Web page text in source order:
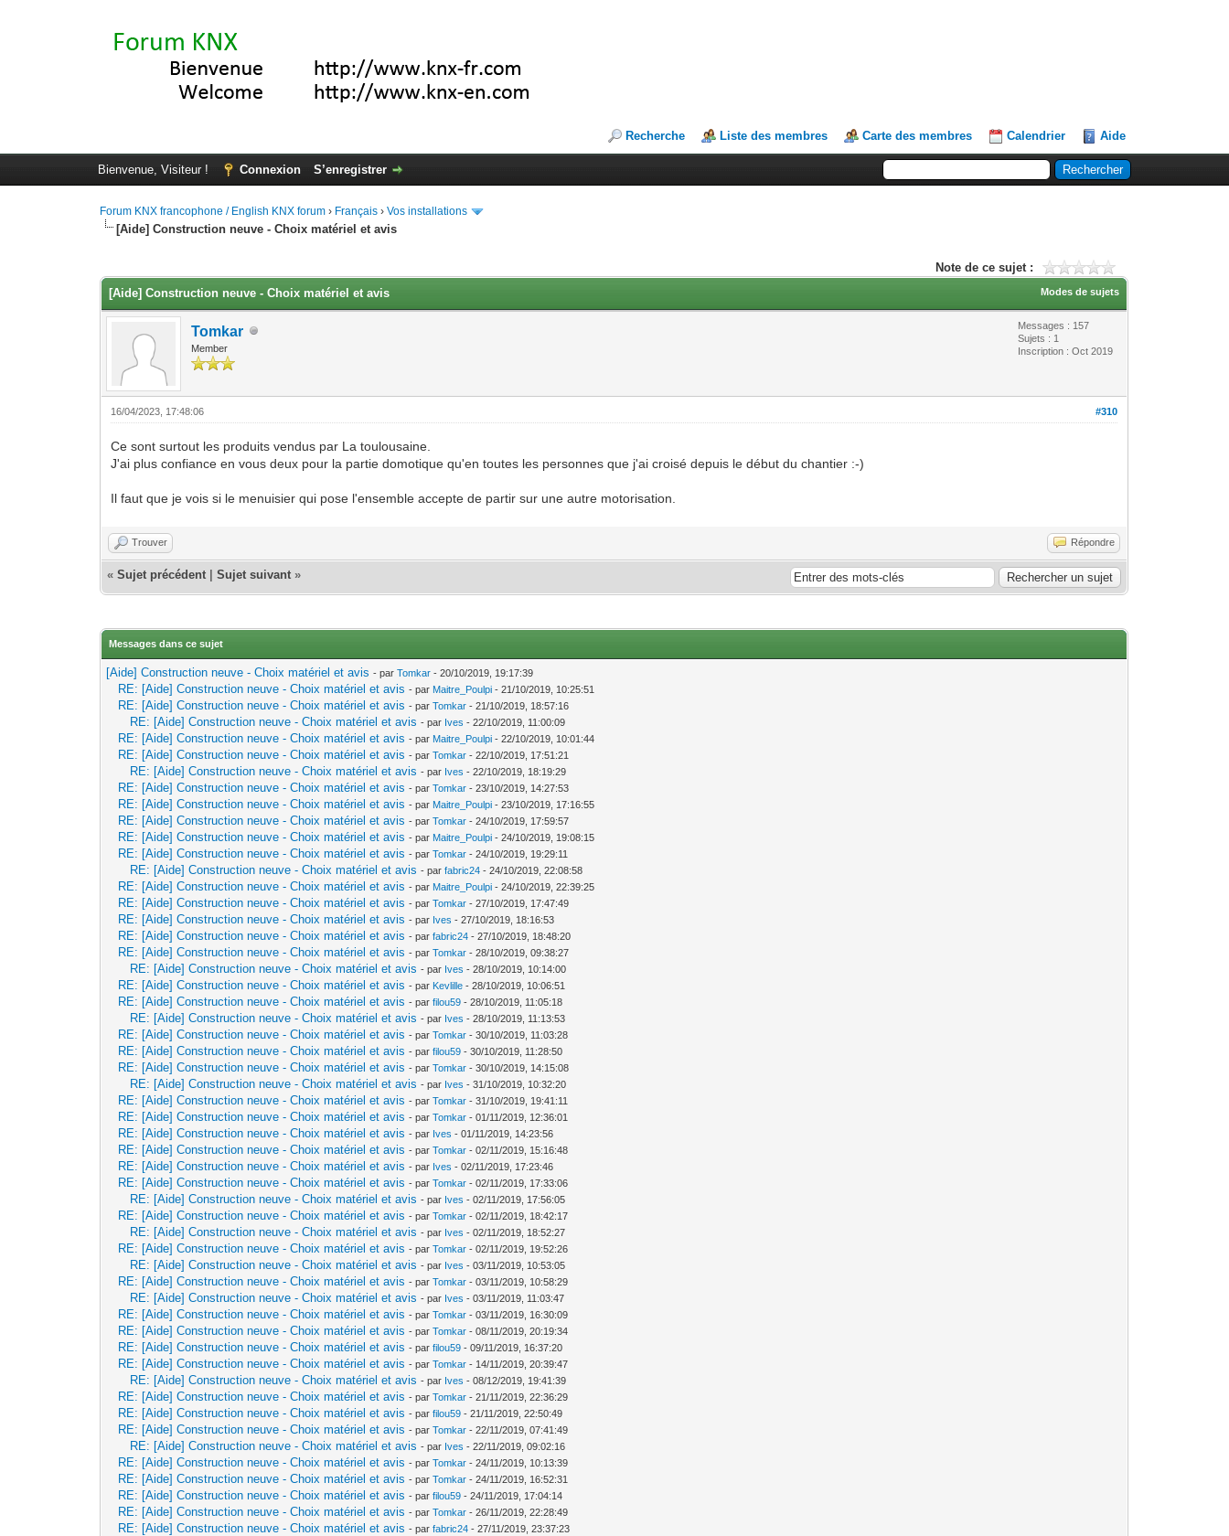
Recherche Liste des membres Carte des membres Calendrier Aide
Bienvenue, Visiteur ! Connexion S’enregistrer
Forum KNX francophone / English KNX forum › Français ›Vos installations
[Aide] Construction neuve - Choix matériel et avis
Note de ce sujet :
Modes de sujets
[Aide] Construction neuve - Choix matériel et avis
Tomkar
Member
Messages : 157
Sujets : 1
Inscription : Oct 2019
#310
16/04/2023, 17:48:06
Ce sont surtout les produits vendus par La toulousaine.
J'ai plus confiance en vous deux pour la partie domotique qu'en toutes les personnes que j'ai croisé depuis le début du chantier :-)
Il faut que je vois si le menuisier qui pose l'ensemble accepte de partir sur une autre motorisation.
Trouver Répondre
«Sujet précédent |Sujet suivant »
Messages dans ce sujet
[Aide] Construction neuve - Choix matériel et avis - parTomkar - 20/10/2019, 19:17:39
RE: [Aide] Construction neuve - Choix matériel et avis - par Maitre_Poulpi - 21/10/2019, 10:25:51
RE: [Aide] Construction neuve - Choix matériel et avis - parTomkar - 21/10/2019, 18:57:16
RE: [Aide] Construction neuve - Choix matériel et avis - par Ives - 22/10/2019, 11:00:09
RE: [Aide] Construction neuve - Choix matériel et avis - par Maitre_Poulpi - 22/10/2019, 10:01:44
RE: [Aide] Construction neuve - Choix matériel et avis - parTomkar - 22/10/2019, 17:51:21
RE: [Aide] Construction neuve - Choix matériel et avis - par Ives - 22/10/2019, 18:19:29
RE: [Aide] Construction neuve - Choix matériel et avis - parTomkar - 23/10/2019, 14:27:53
RE: [Aide] Construction neuve - Choix matériel et avis - par Maitre_Poulpi - 23/10/2019, 17:16:55
RE: [Aide] Construction neuve - Choix matériel et avis - parTomkar - 24/10/2019, 17:59:57
RE: [Aide] Construction neuve - Choix matériel et avis - par Maitre_Poulpi - 24/10/2019, 19:08:15
RE: [Aide] Construction neuve - Choix matériel et avis - parTomkar - 24/10/2019, 19:29:11
RE: [Aide] Construction neuve - Choix matériel et avis - parfabric24 - 24/10/2019, 22:08:58
RE: [Aide] Construction neuve - Choix matériel et avis - par Maitre_Poulpi - 24/10/2019, 22:39:25
RE: [Aide] Construction neuve - Choix matériel et avis - parTomkar - 27/10/2019, 17:47:49
RE: [Aide] Construction neuve - Choix matériel et avis - par Ives - 27/10/2019, 18:16:53
RE: [Aide] Construction neuve - Choix matériel et avis - parfabric24 - 27/10/2019, 18:48:20
RE: [Aide] Construction neuve - Choix matériel et avis - parTomkar - 28/10/2019, 09:38:27
RE: [Aide] Construction neuve - Choix matériel et avis - par Ives - 28/10/2019, 10:14:00
RE: [Aide] Construction neuve - Choix matériel et avis - par Kevlille - 28/10/2019, 10:06:51
RE: [Aide] Construction neuve - Choix matériel et avis - parfilou59 - 28/10/2019, 11:05:18
RE: [Aide] Construction neuve - Choix matériel et avis - par Ives - 28/10/2019, 11:13:53
RE: [Aide] Construction neuve - Choix matériel et avis - parTomkar - 30/10/2019, 11:03:28
RE: [Aide] Construction neuve - Choix matériel et avis - parfilou59 - 30/10/2019, 11:28:50
RE: [Aide] Construction neuve - Choix matériel et avis - parTomkar - 30/10/2019, 14:15:08
RE: [Aide] Construction neuve - Choix matériel et avis - par Ives - 31/10/2019, 10:32:20
RE: [Aide] Construction neuve - Choix matériel et avis - parTomkar - 31/10/2019, 19:41:11
RE: [Aide] Construction neuve - Choix matériel et avis - parTomkar - 01/11/2019, 12:36:01
RE: [Aide] Construction neuve - Choix matériel et avis - par Ives - 01/11/2019, 14:23:56
RE: [Aide] Construction neuve - Choix matériel et avis - parTomkar - 02/11/2019, 15:16:48
RE: [Aide] Construction neuve - Choix matériel et avis - par Ives - 02/11/2019, 17:23:46
RE: [Aide] Construction neuve - Choix matériel et avis - parTomkar - 02/11/2019, 17:33:06
RE: [Aide] Construction neuve - Choix matériel et avis - par Ives - 02/11/2019, 17:56:05
RE: [Aide] Construction neuve - Choix matériel et avis - parTomkar - 02/11/2019, 18:42:17
RE: [Aide] Construction neuve - Choix matériel et avis - par Ives - 02/11/2019, 18:52:27
RE: [Aide] Construction neuve - Choix matériel et avis - parTomkar - 02/11/2019, 19:52:26
RE: [Aide] Construction neuve - Choix matériel et avis - par Ives - 03/11/2019, 10:53:05
RE: [Aide] Construction neuve - Choix matériel et avis - parTomkar - 03/11/2019, 10:58:29
RE: [Aide] Construction neuve - Choix matériel et avis - par Ives - 03/11/2019, 11:03:47
RE: [Aide] Construction neuve - Choix matériel et avis - parTomkar - 03/11/2019, 16:30:09
RE: [Aide] Construction neuve - Choix matériel et avis - parTomkar - 08/11/2019, 20:19:34
RE: [Aide] Construction neuve - Choix matériel et avis - parfilou59 - 09/11/2019, 16:37:20
RE: [Aide] Construction neuve - Choix matériel et avis - parTomkar - 14/11/2019, 20:39:47
RE: [Aide] Construction neuve - Choix matériel et avis - par Ives - 08/12/2019, 19:41:39
RE: [Aide] Construction neuve - Choix matériel et avis - parTomkar - 21/11/2019, 22:36:29
RE: [Aide] Construction neuve - Choix matériel et avis - parfilou59 - 21/11/2019, 22:50:49
RE: [Aide] Construction neuve - Choix matériel et avis - parTomkar - 22/11/2019, 07:41:49
RE: [Aide] Construction neuve - Choix matériel et avis - par Ives - 22/11/2019, 09:02:16
RE: [Aide] Construction neuve - Choix matériel et avis - parTomkar - 24/11/2019, 10:13:39
RE: [Aide] Construction neuve - Choix matériel et avis - parTomkar - 24/11/2019, 16:52:31
RE: [Aide] Construction neuve - Choix matériel et avis - parfilou59 - 24/11/2019, 17:04:14
RE: [Aide] Construction neuve - Choix matériel et avis - parTomkar - 26/11/2019, 22:28:49
RE: [Aide] Construction neuve - Choix matériel et avis - parfabric24 - 27/11/2019, 23:37:23